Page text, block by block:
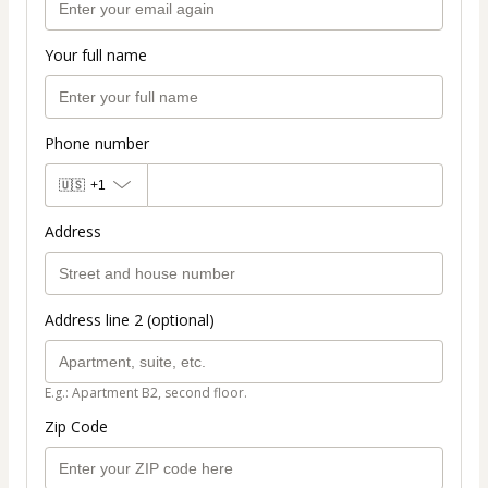
Your full name
Phone number
🇺🇸 +1
Address
Address line 2 (optional)
E.g.: Apartment B2, second floor.
Zip Code